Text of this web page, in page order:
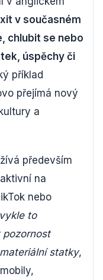
v současném
chlubit se nebo
úspěchy či
příklad
přejímá nový
a
především
na
nebo
to
pozornost
statky,